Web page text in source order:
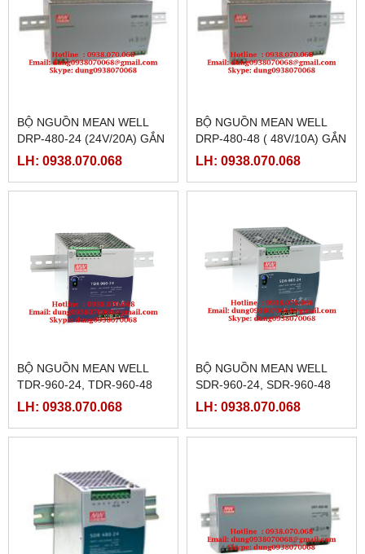
BỘ NGUỒN MEAN WELL
DRP-480-24 (24V/20A) GẮN
THANH RAY
LH: 0938.070.068
BỘ NGUỒN MEAN WELL
DRP-480-48 ( 48V/10A) GẮN
THANH RAY
LH: 0938.070.068
BỘ NGUỒN MEAN WELL
TDR-960-24, TDR-960-48
LH: 0938.070.068
BỘ NGUỒN MEAN WELL
SDR-960-24, SDR-960-48
LH: 0938.070.068